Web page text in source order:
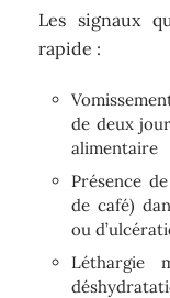
Les signaux
rapide :
de deux
alimentaire
Présence
de café)
ou
Léthargie